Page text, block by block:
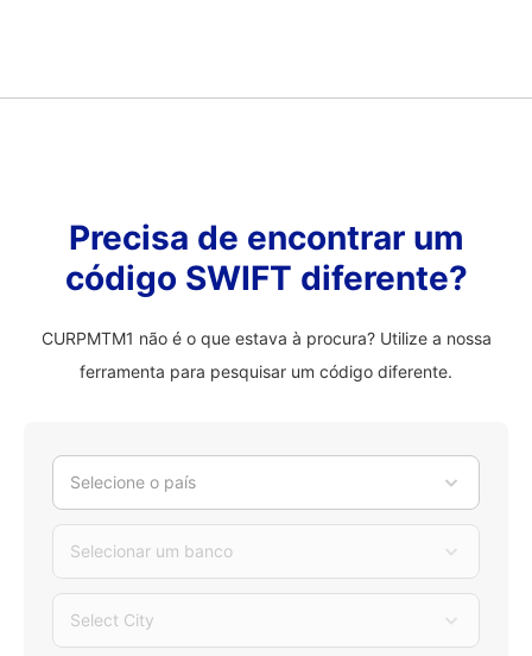
Precisa de encontrar um
código SWIFT diferente?
CURPMTM1 não é o que estava à procura? Utilize a nossa
ferramenta para pesquisar um código diferente.
Selecione o país
Selecionar um banco
Select City